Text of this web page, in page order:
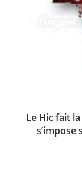
Le Hic fait
s’impose